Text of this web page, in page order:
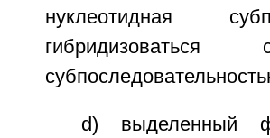
нуклеотидная
d) выделенный